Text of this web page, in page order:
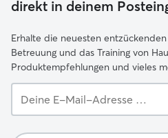
direkt in deinem
Erhalte die neuesten
Betreuung und das Training von
Produktempfehlungen und vieles
E-